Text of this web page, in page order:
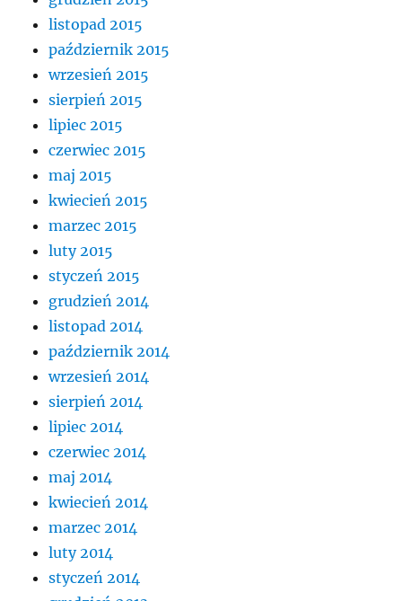
listopad 2015
październik 2015
wrzesień 2015
sierpień 2015
lipiec 2015
czerwiec 2015
maj 2015
kwiecień 2015
marzec 2015
luty 2015
styczeń 2015
grudzień 2014
listopad 2014
październik 2014
wrzesień 2014
sierpień 2014
lipiec 2014
czerwiec 2014
maj 2014
kwiecień 2014
marzec 2014
luty 2014
styczeń 2014